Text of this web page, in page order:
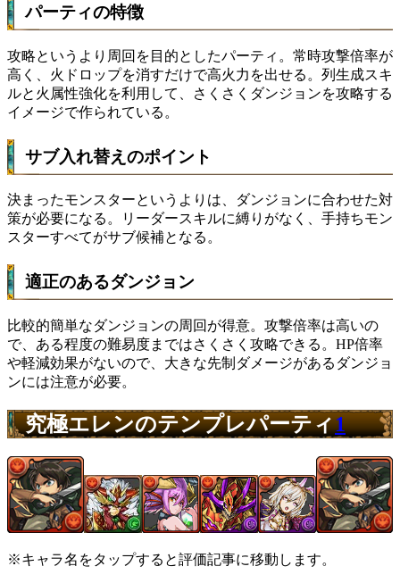
パーティの特徴
攻略というより周回を目的としたパーティ。常時攻撃倍率が
高く、火ドロップを消すだけで高火力を出せる。列生成スキ
ルと火属性強化を利用して、さくさくダンジョンを攻略する
イメージで作られている。
サブ入れ替えのポイント
決まったモンスターというよりは、ダンジョンに合わせた対
策が必要になる。リーダースキルに縛りがなく、手持ちモン
スターすべてがサブ候補となる。
適正のあるダンジョン
比較的簡単なダンジョンの周回 が得意。攻撃倍率は高いの
で、ある程度の難易度まではさくさく攻略できる。HP倍率
や軽減効果がないので、大きな先制ダメージがあるダンジョ
ンには注意が必要。
究極エレンのテンプレパーティ1
※キャラ名をタップすると評価記事に移動します。